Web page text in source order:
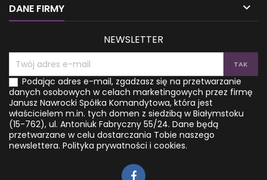
DANE FIRMY 
NEWSLETTER
Podając adres e-mail, zgadzasz się na przetwarzanie
danych osobowych w celach marketingowych przez firmę
Janusz Nawrocki Spółka Komandytowa, która jest
właścicielem m.in. tych domen z siedzibą w Białymstoku
(15-762), ul. Antoniuk Fabryczny 55/24. Dane będą
przetwarzane w celu dostarczania Tobie naszego
newslettera. Polityka prywatności i cookies.